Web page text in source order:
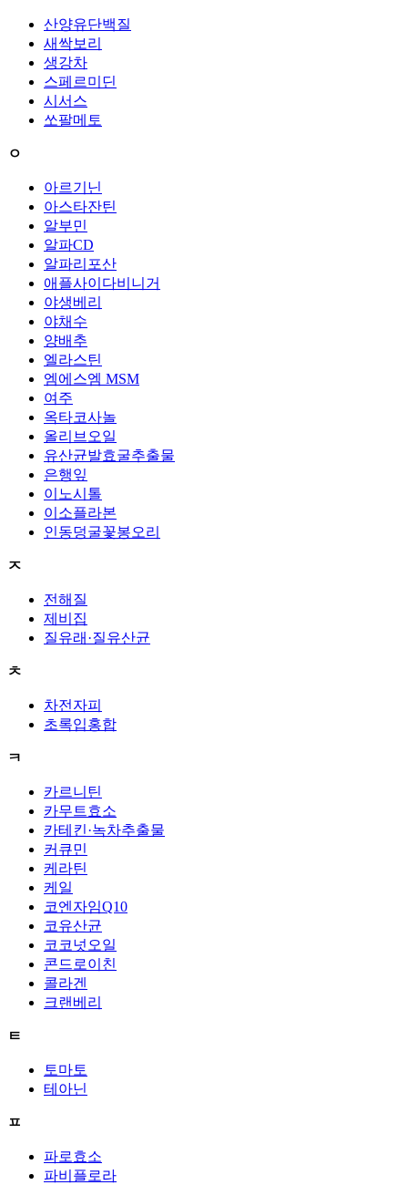
산양유단백질
새싹보리
생강차
스페르미딘
시서스
쏘팔메토
ㅇ
아르기닌
아스타잔틴
알부민
알파CD
알파리포산
애플사이다비니거
야생베리
야채수
양배추
엘라스틴
엠에스엠 MSM
여주
옥타코사놀
올리브오일
유산균발효굴추출물
은행잎
이노시톨
이소플라본
인동덩굴꽃봉오리
ㅈ
전해질
제비집
질유래·질유산균
ㅊ
차전자피
초록입홍합
ㅋ
카르니틴
카무트효소
카테킨·녹차추출물
커큐민
케라틴
케일
코엔자임Q10
코유산균
코코넛오일
콘드로이친
콜라겐
크랜베리
ㅌ
토마토
테아닌
ㅍ
파로효소
파비플로라